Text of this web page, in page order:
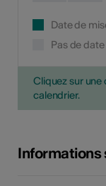
Date de
Pas de
Cliquez sur
calendrier.
Informations